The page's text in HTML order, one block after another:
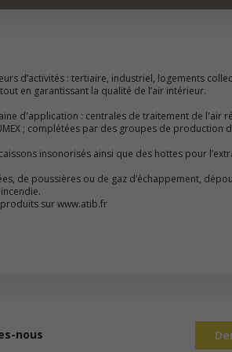
d’activités : tertiaire, industriel, logements
en garantissant la qualité de l’air intérieur.
d'application : centrales de traitement de l'air
; complétées par des groupes de production
insonorisés ainsi que des hottes pour
de poussières ou de gaz d’échappement,
sur www.atib.fr
nous